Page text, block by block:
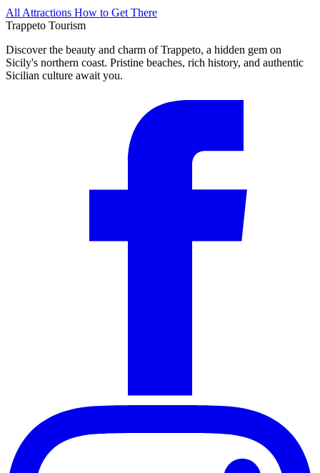
All Attractions How to Get There
Trappeto Tourism
Discover the beauty and charm of Trappeto, a hidden gem on
Sicily's northern coast. Pristine beaches, rich history, and authentic
Sicilian culture await you.